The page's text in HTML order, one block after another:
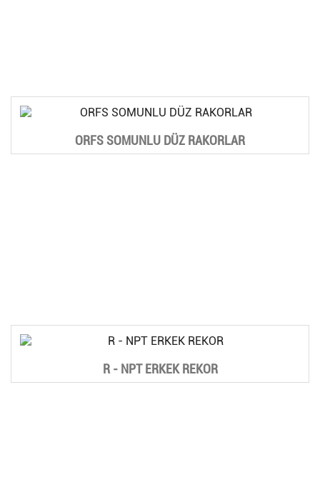
ORFS SOMUNLU DÜZ RAKORLAR
R - NPT ERKEK REKOR